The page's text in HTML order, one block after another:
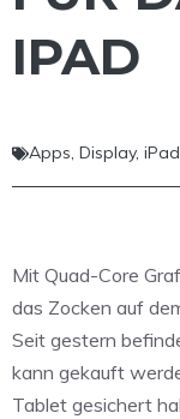
IPAD
Apps, Display, iPad
Mit Quad-Core
das Zocken auf
Seit gestern
kann gekauft
Tablet gesichert